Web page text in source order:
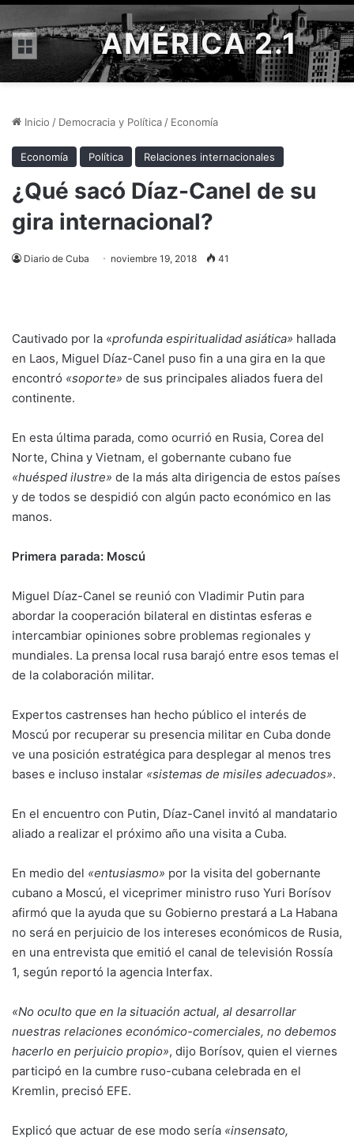
Menú AMÉRICA 2.1
Inicio / Democracia y Política / Economía
Economía Política Relaciones internacionales
¿Qué sacó Díaz-Canel de su
gira internacional?
Diario de Cuba noviembre 19, 2018 41
Cautivado por la «profunda espiritualidad asiática» hallada
en Laos, Miguel Díaz-Canel puso fin a una gira en la que
encontró «soporte» de sus principales aliados fuera del
continente.
En esta última parada, como ocurrió en Rusia, Corea del
Norte, China y Vietnam, el gobernante cubano fue
«huésped ilustre» de la más alta dirigencia de estos países
y de todos se despidió con algún pacto económico en las
manos.
Primera parada: Moscú
Miguel Díaz-Canel se reunió con Vladimir Putin para
abordar la cooperación bilateral en distintas esferas e
intercambiar opiniones sobre problemas regionales y
mundiales. La prensa local rusa barajó entre esos temas el
de la colaboración militar.
Expertos castrenses han hecho público el interés de
Moscú por recuperar su presencia militar en Cuba donde
ve una posición estratégica para desplegar al menos tres
bases e incluso instalar «sistemas de misiles adecuados».
En el encuentro con Putin, Díaz-Canel invitó al mandatario
aliado a realizar el próximo año una visita a Cuba.
En medio del «entusiasmo» por la visita del gobernante
cubano a Moscú, el viceprimer ministro ruso Yuri Borísov
afirmó que la ayuda que su Gobierno prestará a La Habana
no será en perjuicio de los intereses económicos de Rusia,
en una entrevista que emitió el canal de televisión Rossía
1, según reportó la agencia Interfax.
«No oculto que en la situación actual, al desarrollar
nuestras relaciones económico-comerciales, no debemos
hacerlo en perjuicio propio», dijo Borísov, quien el viernes
participó en la cumbre ruso-cubana celebrada en el
Kremlin, precisó EFE.
Explicó que actuar de ese modo sería «insensato,